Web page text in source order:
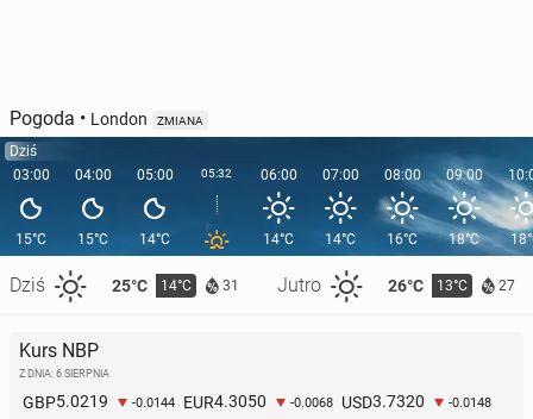
Pogoda • London ZMIANA
Dziś
03:00
15°C
Dziś 25°C 14°C 31 Jutro 26°C 13°C 27
04:00
15°C
05:00
14°C
05:32 06:00
14°C
07:00
14°C
08:00
16°C
09:00
18°C
Kurs NBP
Z DNIA: 6 SIERPNIA
GBP5.0219 -0.0144 EUR4.3050 -0.0068 USD3.7320 -0.0148